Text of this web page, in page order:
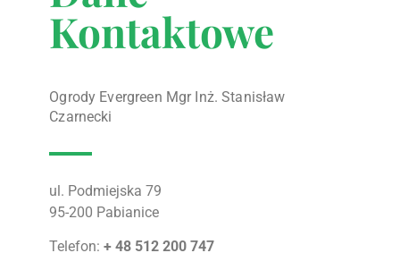
Kontaktowe
Ogrody Evergreen Mgr Inż. Stanisław
Czarnecki
ul. Podmiejska 79
95-200 Pabianice
Telefon:+ 48 512 200 747